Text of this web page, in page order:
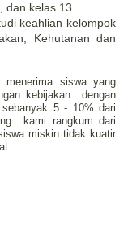
dan kelas 13
keahlian kelompok
Kehutanan dan
siswa yang
kebijakan dengan
5 - 10% dari
kami rangkum dari
miskin tidak kuatir